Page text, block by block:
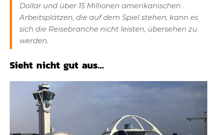
Dollar und über 15 Millionen amerikanischen
Arbeitsplätzen, die auf dem Spiel stehen, kann es
sich die Reisebranche nicht leisten, übersehen zu
werden.
Sieht nicht gut aus…